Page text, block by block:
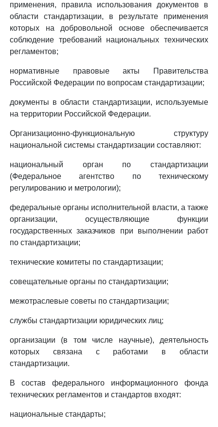
применения, правила использования документов в
области стандартизации, в результате применения
которых на добровольной основе обеспечивается
соблюдение требований национальных технических
регламентов;
нормативные правовые акты Правительства
Российской Федерации по вопросам стандартизации;
документы в области стандартизации, используемые
на территории Российской Федерации.
Организационно-функциональную структуру
национальной системы стандартизации составляют:
национальный орган по стандартизации
(Федеральное агентство по техническому
регулированию и метрологии);
федеральные органы исполнительной власти, а также
организации, осуществляющие функции
государственных заказчиков при выполнении работ
по стандартизации;
технические комитеты по стандартизации;
совещательные органы по стандартизации;
межотраслевые советы по стандартизации;
службы стандартизации юридических лиц;
организации (в том числе научные), деятельность
которых связана с работами в области
стандартизации.
В состав федерального информационного фонда
технических регламентов и стандартов входят:
национальные стандарты;